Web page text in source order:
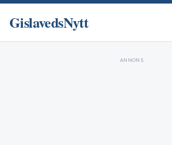
GislavedsNytt
ANNONS